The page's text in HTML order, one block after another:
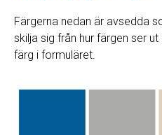
Färgerna nedan är avsedda
skilja sig från hur färgen ser
färg i formuläret.